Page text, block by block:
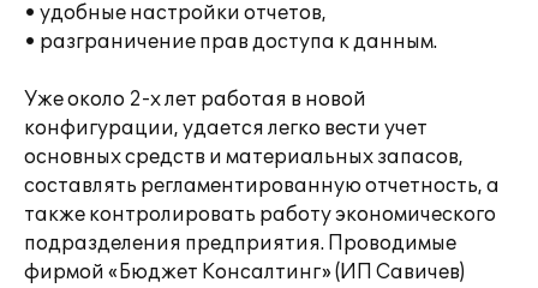
• удобные настройки отчетов,
• разграничение прав доступа к данным.
Уже около 2-х лет работая в новой
конфигурации, удается легко вести учет
основных средств и материальных запасов,
составлять регламентированную отчетность, а
также контролировать работу экономического
подразделения предприятия. Проводимые
фирмой «Бюджет Консалтинг» (ИП Савичев)